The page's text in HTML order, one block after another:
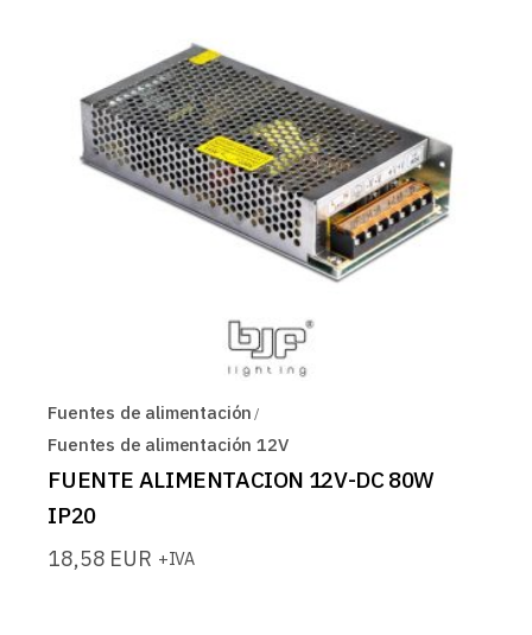
Fuentes de alimentación
Fuentes de alimentación 12V
FUENTE ALIMENTACION 12V-DC 80W
IP20
18,58 EUR +IVA